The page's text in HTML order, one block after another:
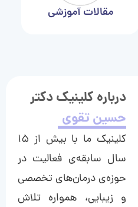
مقالات آموزشی
درباره کلینیک دکتر
حسین تقوی
کلینیک ما با بیش از ۱۵
سال سابقه‌ی فعالیت در
حوزه‌ی درمان‌های تخصصی
و زیبایی، همواره تلاش